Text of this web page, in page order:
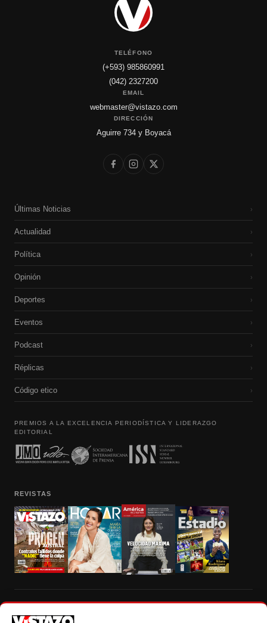
TELÉFONO
(+593) 985860991
(042) 2327200
EMAIL
webmaster@vistazo.com
DIRECCIÓN
Aguirre 734 y Boyacá
Últimas Noticias ›
Actualidad ›
Política ›
Opinión ›
Deportes ›
Eventos ›
Podcast ›
Réplicas ›
Código etico ›
PREMIOS A LA EXCELENCIA PERIODÍSTICA Y LIDERAZGO
EDITORIAL
REVISTAS
autorización escrita de su titular, de todos los contenidos de Vistazo.com.